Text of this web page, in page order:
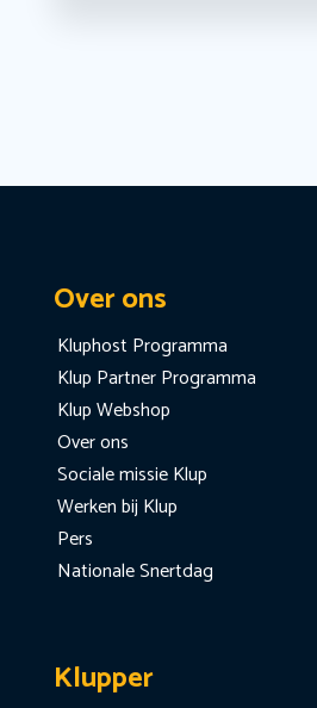
Over ons
Kluphost Programma
Klup Partner Programma
Klup Webshop
Over ons
Sociale missie Klup
Werken bij Klup
Pers
Nationale Snertdag
Klupper